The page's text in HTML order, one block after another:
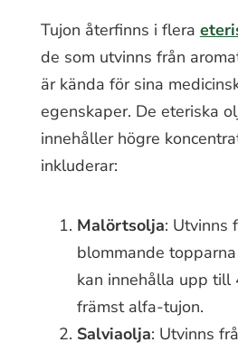
Tujon återfinns i flera
de som utvinns från
är kända för sina
egenskaper. De eteriska
innehåller högre
inkluderar:
Malörtsolja: Utvinns
blommande
kan innehålla upp till
främst alfa-tujon.
Salviaolja: Utvinns